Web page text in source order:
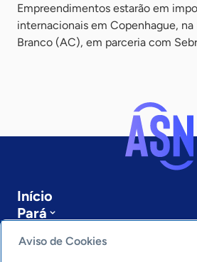
Empreendimentos estarão em
internacionais em Copenhague, na
Branco (AC), em parceria com
Início
Pará
Últimas notícias
Aviso de Cookies